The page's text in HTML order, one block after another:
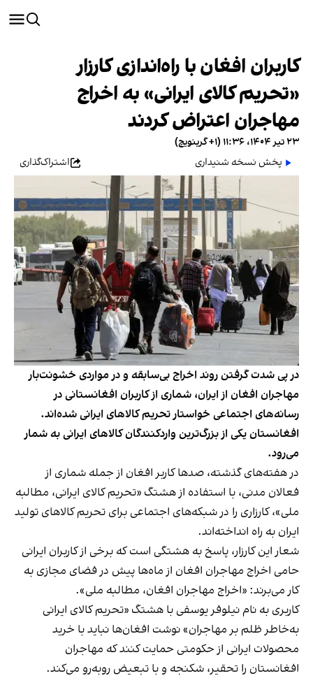
کاربران افغان با راه‌اندازی کارزار
«تحریم کالای ایرانی» به اخراج
مهاجران اعتراض کردند
۲۳ تیر ۱۴۰۴، ۱۱:۳۶ (‎+۱ گرینویچ)
پخش نسخه شنیداری
اشتراک‌گذاری
در پی شدت‌ گرفتن روند اخراج بی‌سابقه و در مواردی خشونت‌بار
مهاجران افغان از ایران، شماری از کاربران افغانستانی در
رسانه‌های اجتماعی خواستار تحریم کالاهای ایرانی شده‌اند.
افغانستان یکی از بزرگ‌ترین واردکنندگان کالاهای ایرانی به شمار
می‌رود.
در هفته‌های گذشته، صدها کاربر افغان از جمله شماری از
فعالان مدنی، با استفاده از هشتگ «تحریم کالای ایرانی، مطالبه
ملی»، کارزاری را در شبکه‌های اجتماعی برای تحریم کالاهای تولید
ایران به راه انداخته‌اند.
شعار این کارزار، پاسخ به هشتگی است که برخی از کاربران ایرانی
حامی اخراج مهاجران افغان از ماه‌ها پیش در فضای مجازی به
کار می‌برند: «اخراج مهاجران افغان، مطالبه ملی».
کاربری به نام نیلوفر یوسفی با هشتگ «تحریم کالای ایرانی
به‌خاطر ظلم بر مهاجران» نوشت افغان‌ها نباید با خرید
محصولات ایرانی از حکومتی حمایت کنند که مهاجران
افغانستان را تحقیر، شکنجه و با تبعیض روبه‌رو می‌کند.